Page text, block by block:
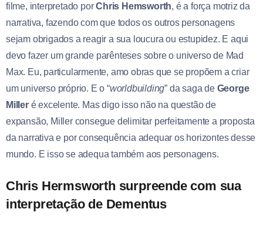
filme, interpretado porChris Hemsworth, é a força motriz da
narrativa, fazendo com que todos os outros personagens
sejam obrigados a reagir a sua loucura ou estupidez. E aqui
devo fazer um grande parênteses sobre o universo de Mad
Max. Eu, particularmente, amo obras que se propõem a criar
um universo próprio. E o “worldbuilding” da saga de George
Milleré excelente. Mas digo isso não na questão de
expansão, Miller consegue delimitar perfeitamente a proposta
da narrativa e por consequência adequar os horizontes desse
mundo. E isso se adequa também aos personagens.
Chris Hermsworth surpreende com sua
interpretação de Dementus